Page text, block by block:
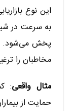
این نوع
به سرعت در
پخش می‌شود.
مخاطبان را
مثال واقعی